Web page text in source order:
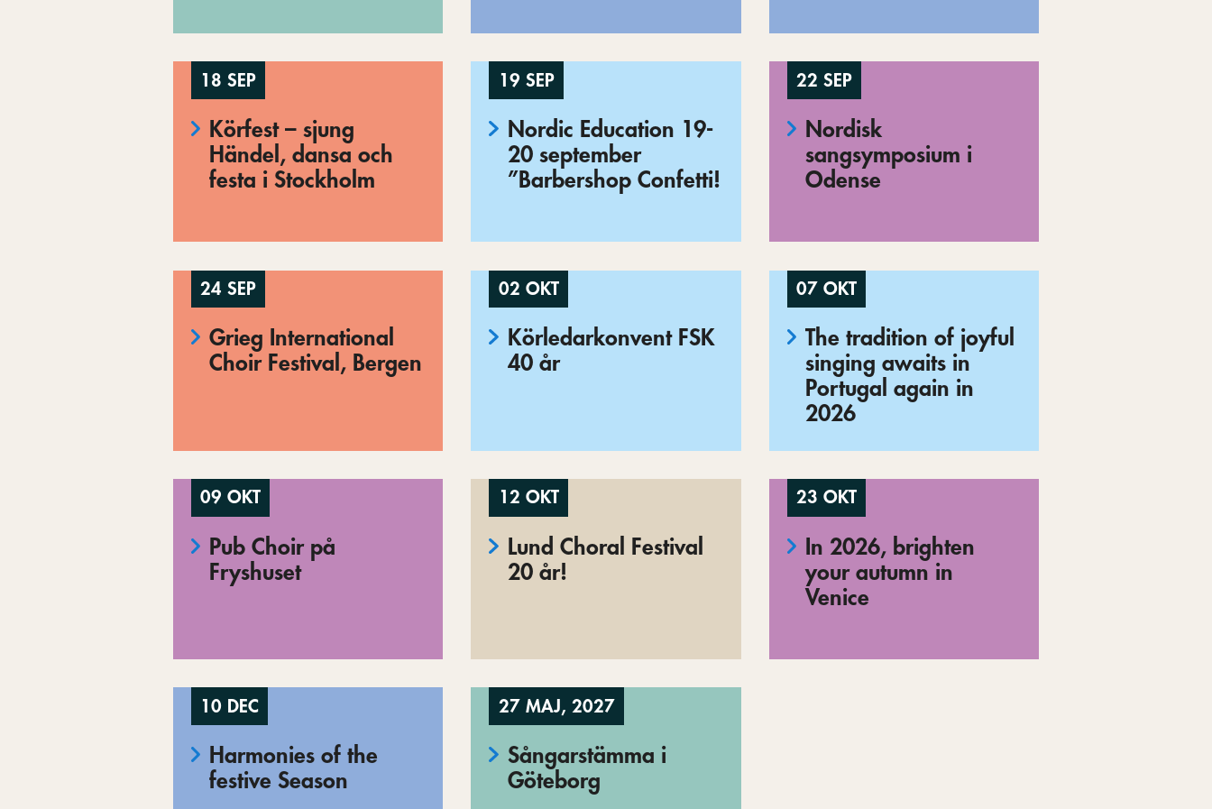
18 SEP
Körfest – sjung
Händel, dansa och
festa i Stockholm
19 SEP
Nordic Education 19-
20 september
”Barbershop Confetti!
22 SEP
Nordisk
sangsymposium i
Odense
24 SEP
Grieg International
Choir Festival, Bergen
02 OKT
Körledarkonvent FSK
40 år
07 OKT
The tradition of joyful
singing awaits in
Portugal again in
2026
09 OKT
Pub Choir på
Fryshuset
12 OKT
Lund Choral Festival
20 år!
23 OKT
In 2026, brighten
your autumn in
Venice
10 DEC
Harmonies of the
festive Season
27 MAJ, 2027
Sångarstämma i
Göteborg